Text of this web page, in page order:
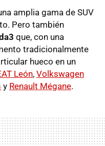
amplia gama de SUV
Pero también
que, con una
tradicionalmente
hueco en un
León, Volkswagen
y Renault Mégane.